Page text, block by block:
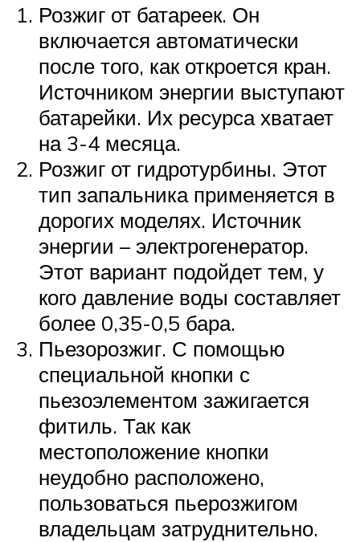
Розжиг от батареек. Он
включается автоматически
после того, как откроется кран.
Источником энергии выступают
батарейки. Их ресурса хватает
на 3-4 месяца.
Розжиг от гидротурбины. Этот
тип запальника применяется в
дорогих моделях. Источник
энергии – электрогенератор.
Этот вариант подойдет тем, у
кого давление воды составляет
более 0,35-0,5 бара.
Пьезорозжиг. С помощью
специальной кнопки с
пьезоэлементом зажигается
фитиль. Так как
местоположение кнопки
неудобно расположено,
пользоваться пьерозжигом
владельцам затруднительно.